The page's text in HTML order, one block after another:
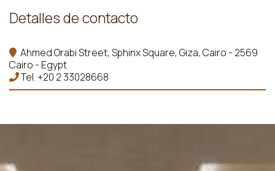
ALOJAMIENTO
INSTALACIONES
Detalles de contacto
Ahmed Orabi Street, Sphinx Square, Giza, Cairo - 2569
Cairo - Egypt
Tel.+20 2 33028668